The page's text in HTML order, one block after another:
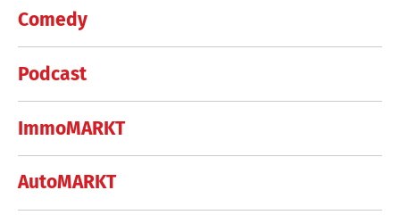
Comedy
Podcast
ImmoMARKT
AutoMARKT